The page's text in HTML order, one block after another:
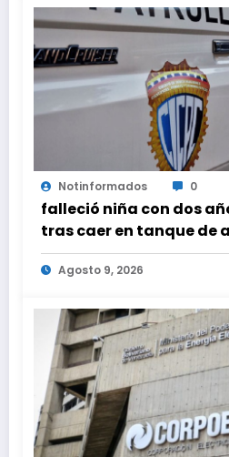
Notinformados 0
falleció niña con dos
tras caer en tanque de
Agosto 9, 2026